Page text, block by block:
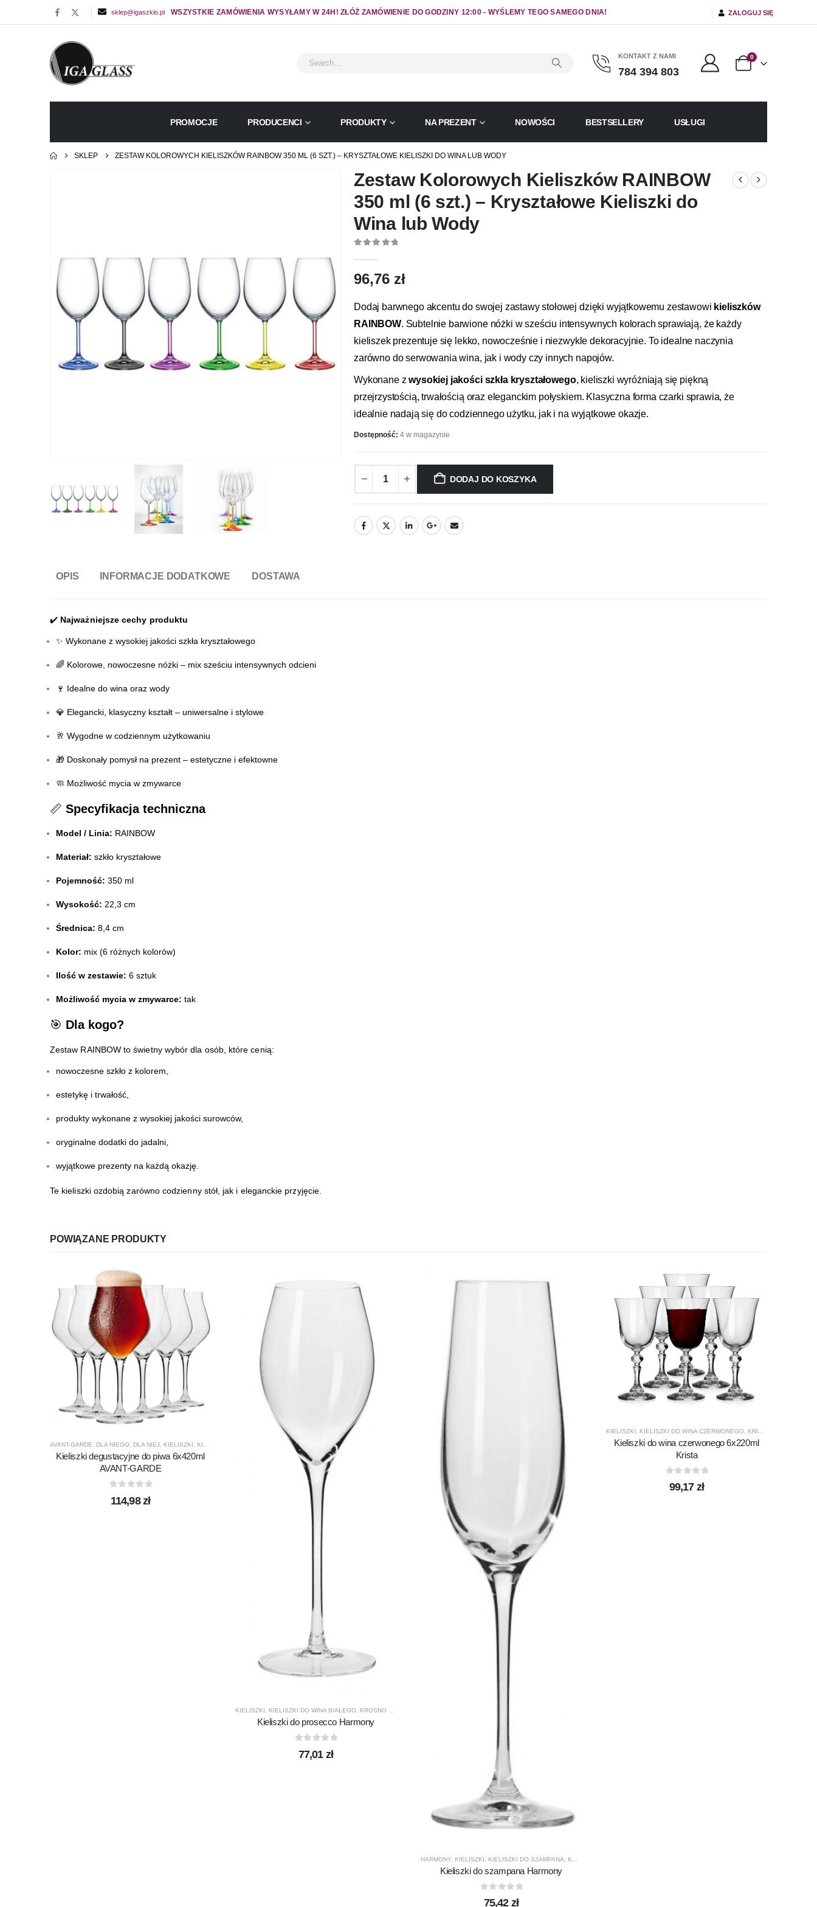
sklep@igaszklo.pl WSZYSTKIE ZAMÓWIENIA WYSYŁAMY W 24H! ZŁÓŻ ZAMÓWIENIE DO GODZINY 12:00 - WYŚLEMY TEGO SAMEGO DNIA! ZALOGUJ SIĘ
KONTAKT Z NAMI
784 394 803
0
PROMOCJE PRODUCENCI PRODUKTY NA PREZENT NOWOŚCI BESTSELLERY USŁUGI
SKLEP ZESTAW KOLOROWYCH KIELISZKÓW RAINBOW 350 ML (6 SZT.) – KRYSZTAŁOWE KIELISZKI DO WINA LUB WODY
Zestaw Kolorowych Kieliszków RAINBOW
350 ml (6 szt.) – Kryształowe Kieliszki do
Wina lub Wody
96,76 zł
Dodaj barwnego akcentu do swojej zastawy stołowej dzięki wyjątkowemu zestawowi kieliszków
RAINBOW. Subtelnie barwione nóżki w sześciu intensywnych kolorach sprawiają, że każdy
kieliszek prezentuje się lekko, nowocześnie i niezwykle dekoracyjnie. To idealne naczynia
zarówno do serwowania wina, jak i wody czy innych napojów.
Wykonane zwysokiej jakości szkła kryształowego, kieliszki wyróżniają się piękną
przejrzystością, trwałością oraz eleganckim połyskiem. Klasyczna forma czarki sprawia, że
idealnie nadają się do codziennego użytku, jak i na wyjątkowe okazje.
Dostępność: 4 w magazynie
DODAJ DO KOSZYKA
OPIS INFORMACJE DODATKOWE DOSTAWA
✔️ Najważniejsze cechy produktu
✨ Wykonane z wysokiej jakości szkła kryształowego
🌈 Kolorowe, nowoczesne nóżki – mix sześciu intensywnych odcieni
🍷 Idealne do wina oraz wody
💎 Elegancki, klasyczny kształt – uniwersalne i stylowe
🥂 Wygodne w codziennym użytkowaniu
🎁 Doskonały pomysł na prezent – estetyczne i efektowne
🧼 Możliwość mycia w zmywarce
📏 Specyfikacja techniczna
Model / Linia: RAINBOW
Materiał: szkło kryształowe
Pojemność: 350 ml
Wysokość: 22,3 cm
Średnica: 8,4 cm
Kolor: mix (6 różnych kolorów)
Ilość w zestawie: 6 sztuk
Możliwość mycia w zmywarce: tak
🎯 Dla kogo?
Zestaw RAINBOW to świetny wybór dla osób, które cenią:
nowoczesne szkło z kolorem,
estetykę i trwałość,
produkty wykonane z wysokiej jakości surowców,
oryginalne dodatki do jadalni,
wyjątkowe prezenty na każdą okazję.
Te kieliszki ozdobią zarówno codzienny stół, jak i eleganckie przyjęcie.
POWIĄZANE PRODUKTY
AVANT-GARDE, DLA NIEGO, DLA NIEJ, KIELISZKI, KIELISZKI DO PIWA KROSNO GLASS PREZENTY
Kieliszki degustacyjne do piwa 6x420ml
AVANT-GARDE
114,98zł
KIELISZKI , KIELISZKI DO WINA BIAŁEGO, KROSNO GLASS
Kieliszki do prosecco Harmony
77,01 zł
HARMONY KIELISZKI KIELISZKI DO SZAMPANA KROSNO GLASS
Kieliszki do szampana Harmony
75,42 zł
KIELISZKI KIELISZKI DO WINA CZERWONEGO KRISTA
Kieliszki do wina czerwonego 6x220ml
Krista
99,17 zł